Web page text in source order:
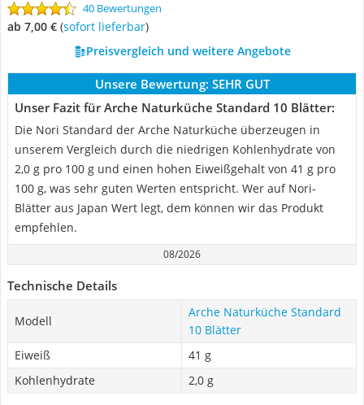
40 Bewertungen
ab 7,00 € ( Sofort lieferbar)
Preisvergleich und weitere Angebote
Unsere Bewertung: SEHR GUT
Unser Fazit für Arche Naturküche Standard 10 Blätter:
Die Nori Standard der Arche Naturküche überzeugen in
unserem Vergleich durch die niedrigen Kohlenhydrate von
2,0 g pro 100 g und einen hohen Eiweißgehalt von 41 g pro
100 g, was sehr guten Werten entspricht. Wer auf Nori-
Blätter aus Japan Wert legt, dem können wir das Produkt
empfehlen.
08/2026
Technische Details
Modell
Arche Naturküche Standard
10 Blätter
Eiweiß
41 g
Kohlenhydrate
2,0 g